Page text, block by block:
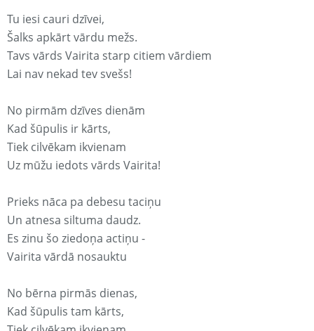
Tu iesi cauri dzīvei,
Šalks apkārt vārdu mežs.
Tavs vārds Vairita starp citiem vārdiem
Lai nav nekad tev svešs!
No pirmām dzīves dienām
Kad šūpulis ir kārts,
Tiek cilvēkam ikvienam
Uz mūžu iedots vārds Vairita!
Prieks nāca pa debesu taciņu
Un atnesa siltuma daudz.
Es zinu šo ziedoņa actiņu -
Vairita vārdā nosauktu
No bērna pirmās dienas,
Kad šūpulis tam kārts,